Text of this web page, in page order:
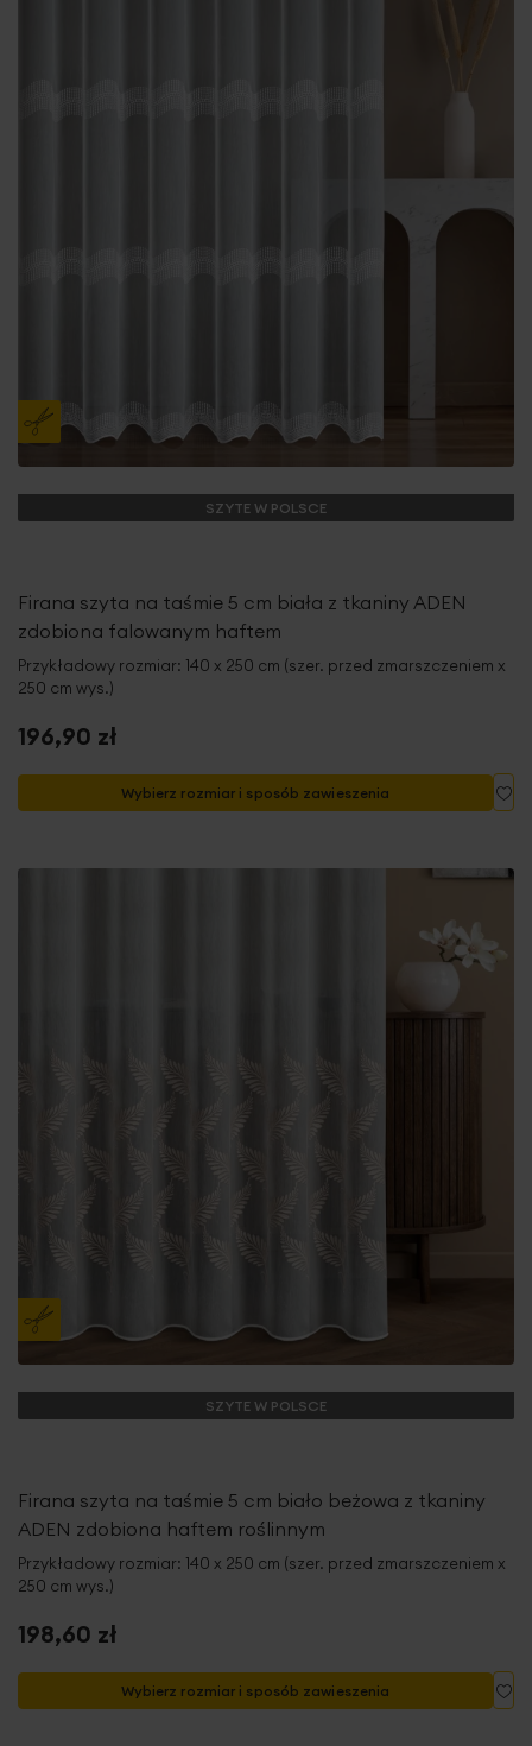
SZYTE W POLSCE
Firana szyta na taśmie 5 cm biała z tkaniny ADEN
zdobiona falowanym haftem
Przykładowy rozmiar: 140 x 250 cm (szer. przed zmarszczeniem x
250 cm wys.)
196,90 zł
Wybierz rozmiar i sposób zawieszenia
SZYTE W POLSCE
Firana szyta na taśmie 5 cm biało beżowa z tkaniny
ADEN zdobiona haftem roślinnym
Przykładowy rozmiar: 140 x 250 cm (szer. przed zmarszczeniem x
250 cm wys.)
198,60 zł
Wybierz rozmiar i sposób zawieszenia